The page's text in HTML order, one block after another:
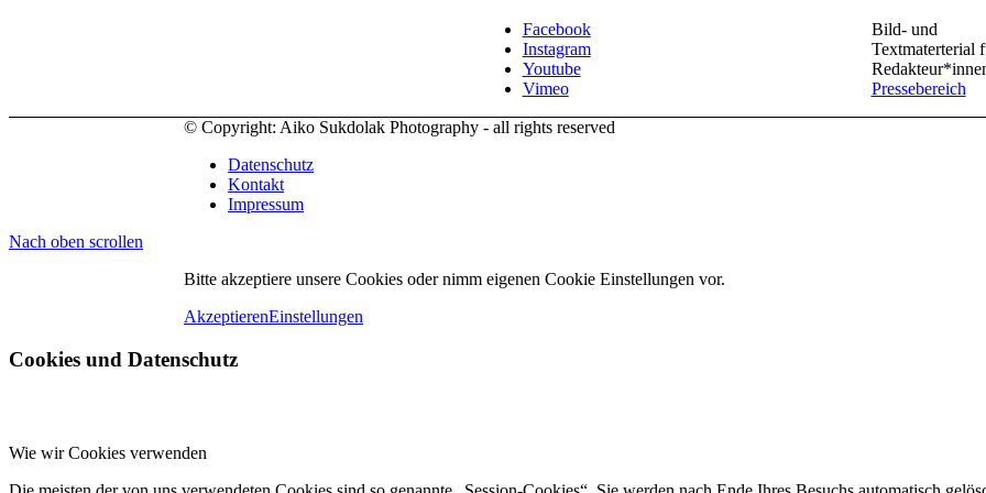
Facebook
Instagram
Youtube
Vimeo
Bild- und
Textmaterterial
Pressebereich
© Copyright: Aiko Sukdolak Photography - all rights reserved
Datenschutz
Kontakt
Impressum
Nach oben scrollen
Bitte akzeptiere unsere Cookies oder nimm eigenen Cookie Einstellungen vor.
AkzeptierenEinstellungen
Cookies und Datenschutz
Wie wir Cookies verwenden